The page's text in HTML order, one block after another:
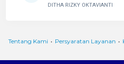
DITHA RIZKY OKTAVIANTI
Tentang Kami • Persyaratan Layanan •